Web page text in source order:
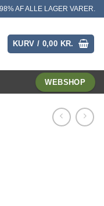
AF ALLE LAGER VARER.
KURV / 0,00 KR.
WEBSHOP